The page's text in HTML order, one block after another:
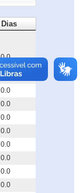
Dias
0.0
0.0
0.0
0.0
0.0
0.0
0.0
0.0
0.0